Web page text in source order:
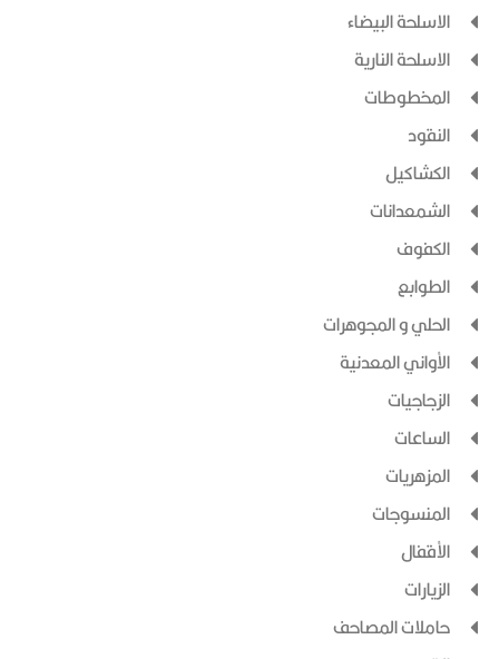
الاسلحة البيضاء
الاسلحة النارية
المخطوطات
النقود
الكشاكيل
الشمعدانات
الكفوف
الطوابع
الحلي و المجوهرات
الأواني المعدنية
الزجاجيات
الساعات
المزهريات
المنسوجات
الأقفال
الزيارات
حاملات المصاحف